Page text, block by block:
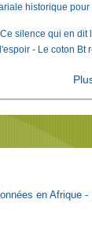
historique pour
silence qui en dit
- Le coton Bt
en Afrique